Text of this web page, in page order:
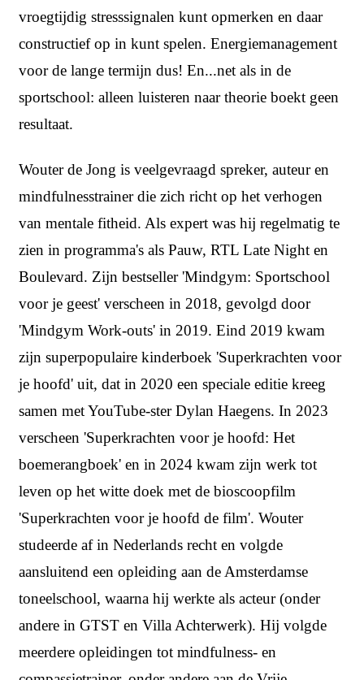
vroegtijdig stresssignalen kunt opmerken en daar
constructief op in kunt spelen. Energiemanagement
voor de lange termijn dus! En...net als in de
sportschool: alleen luisteren naar theorie boekt geen
resultaat.
Wouter de Jong is veelgevraagd spreker, auteur en
mindfulnesstrainer die zich richt op het verhogen
van mentale fitheid. Als expert was hij regelmatig te
zien in programma's als Pauw, RTL Late Night en
Boulevard. Zijn bestseller 'Mindgym: Sportschool
voor je geest' verscheen in 2018, gevolgd door
'Mindgym Work-outs' in 2019. Eind 2019 kwam
zijn superpopulaire kinderboek 'Superkrachten voor
je hoofd' uit, dat in 2020 een speciale editie kreeg
samen met YouTube-ster Dylan Haegens. In 2023
verscheen 'Superkrachten voor je hoofd: Het
boemerangboek' en in 2024 kwam zijn werk tot
leven op het witte doek met de bioscoopfilm
'Superkrachten voor je hoofd de film'. Wouter
studeerde af in Nederlands recht en volgde
aansluitend een opleiding aan de Amsterdamse
toneelschool, waarna hij werkte als acteur (onder
andere in GTST en Villa Achterwerk). Hij volgde
meerdere opleidingen tot mindfulness- en